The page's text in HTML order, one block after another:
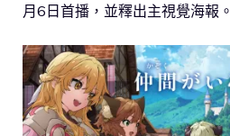
月6日首播，並釋出主視覺海報。